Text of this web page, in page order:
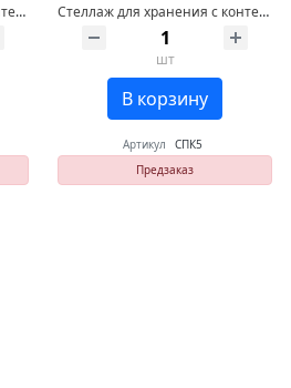
Стеллаж для хранения с контейнерами №3 Стеллаж для хранения с контейнерами №5
шт
В корзину
Артикул
СПК5
Предзаказ